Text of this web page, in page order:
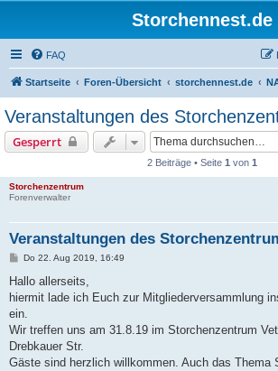
Storchennest.de
FAQ
Startseite Foren-Übersicht storchennest.de
Veranstaltungen des
Gesperrt
2 Beiträge • Seite 1 von 1
Storchenzentrum
Forenverwalter
Veranstaltungen des
B
i
r
a
Do 22. Aug 2019, 16:49
Hallo allerseits,
hiermit lade ich Euch zur Mitgliederversammlung
ein.
Wir treffen uns am 31.8.19 im Storchenzentrum
Drebkauer Str.
Gäste sind herzlich willkommen. Auch das Thema